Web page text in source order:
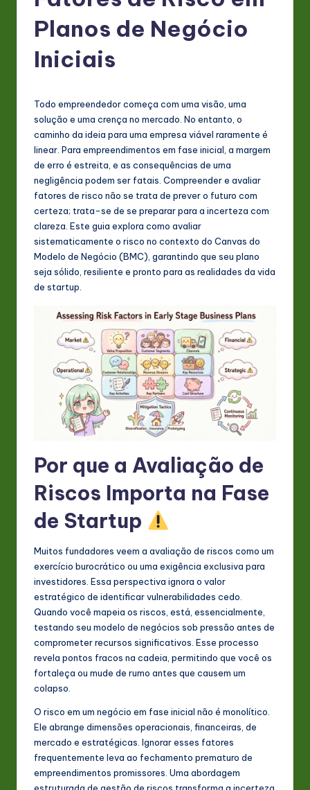
rt
L
ft
w
In
o
ti
Planos de Negócio
Iniciais
Todo empreendedor começa com uma visão, uma
solução e uma crença no mercado. No entanto, o
caminho da ideia para uma empresa viável raramente é
linear. Para empreendimentos em fase inicial, a margem
de erro é estreita, e as consequências de uma
negligência podem ser fatais. Compreender e avaliar
fatores de risco não se trata de prever o futuro com
certeza; trata-se de se preparar para a incerteza com
clareza. Este guia explora como avaliar
sistematicamente o risco no contexto do Canvas do
Modelo de Negócio (BMC), garantindo que seu plano
seja sólido, resiliente e pronto para as realidades da vida
de startup.
Por que a Avaliação de
Riscos Importa na Fase
de Startup
Muitos fundadores veem a avaliação de riscos como um
exercício burocrático ou uma exigência exclusiva para
investidores. Essa perspectiva ignora o valor
estratégico de identificar vulnerabilidades cedo.
Quando você mapeia os riscos, está, essencialmente,
testando seu modelo de negócios sob pressão antes de
comprometer recursos significativos. Esse processo
revela pontos fracos na cadeia, permitindo que você os
fortaleça ou mude de rumo antes que causem um
colapso.
O risco em um negócio em fase inicial não é monolítico.
Ele abrange dimensões operacionais, financeiras, de
mercado e estratégicas. Ignorar esses fatores
frequentemente leva ao fechamento prematuro de
empreendimentos promissores. Uma abordagem
estruturada de gestão de riscos transforma a incerteza